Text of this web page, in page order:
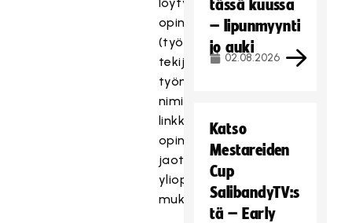
opinnäytetyöt
(työn
tekijä,
työn
nimi,
linkki
opinnäytetyöhön)
jaoteltuna
yliopiston
mukaan.
tässä kuussa
– lipunmyynti
jo auki
02.08.2026
Katso
Mestareiden
Cup
SalibandyTV:s
tä – Early